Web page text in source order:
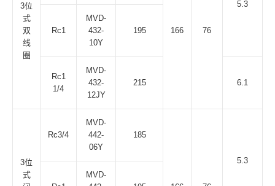
3位
式
双
线
圈
166 76
5.3
Rc1
MVD-
432-
10Y
195
Rc1
1/4
MVD-
432-
12JY
215 6.1
3位
式
Rc3/4
MVD-
442-
06Y
185
5.3
MVD-